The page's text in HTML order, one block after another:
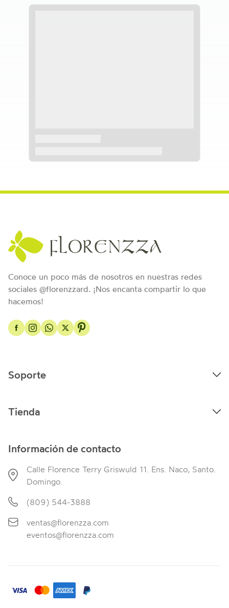
Conoce un poco más de nosotros en nuestras redes
sociales @florenzzard. ¡Nos encanta compartir lo que
hacemos!
Soporte
Tienda
Información de contacto
Calle Florence Terry Griswuld 11. Ens. Naco, Santo.
Domingo.
(809) 544-3888
ventas@florenzza.com
eventos@florenzza.com